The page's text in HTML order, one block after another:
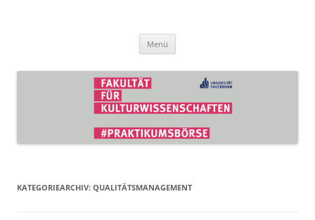
Kulturwissenschaften
Menü
KATEGORIEARCHIV: QUALITÄTSMANAGEMENT